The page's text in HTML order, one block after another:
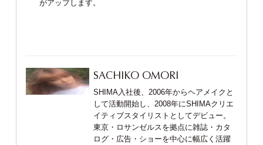
がアップします。
SACHIKO OMORI
SHIMA入社後、2006年からヘアメイクと
して活動開始し、2008年にSHIMAクリエ
イティブスタイリストとしてデビュー。
東京・ロサンゼルスを拠点に雑誌・カタ
ログ・広告・ショーを中心に幅広く活躍